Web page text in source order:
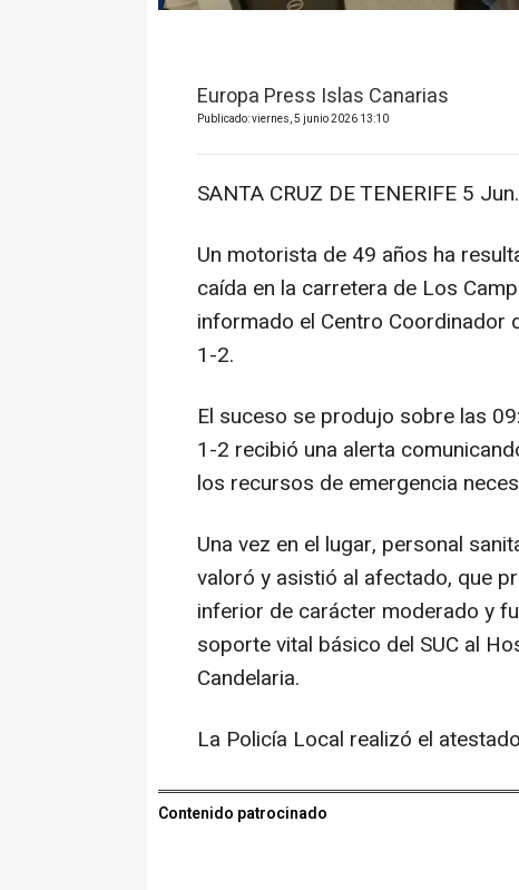
Europa Press Islas Canarias
Publicado: viernes, 5 junio 2026 13:10
SANTA CRUZ DE TENERIFE 5
Un motorista de 49 años ha
caída en la carretera de Los
informado el Centro Coordinador
1-2.
El suceso se produjo sobre las
1-2 recibió una alerta
los recursos de emergencia
Una vez en el lugar, personal
valoró y asistió al afectado, que
inferior de carácter moderado y
soporte vital básico del SUC al
Candelaria.
La Policía Local realizó el
Contenido patrocinado